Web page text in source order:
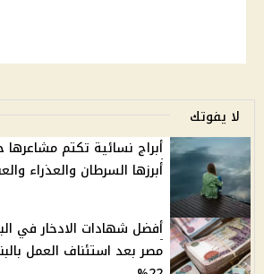
لا يفوتك
أبراج نسائية تكتم
أبرزها السرطان والعذراء
أفضل شهادات الادخار في
مصر بعد استئناف العمل